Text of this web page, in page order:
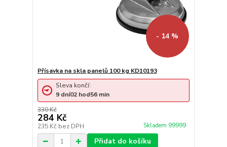
- 14 %
Přísavka na skla panelů 100 kg KD10193
330 Kč
284 Kč
235 Kč bez DPH Skladem 99999
Sleva končí:
9 dní02 hod56 min
Přidat do košíku